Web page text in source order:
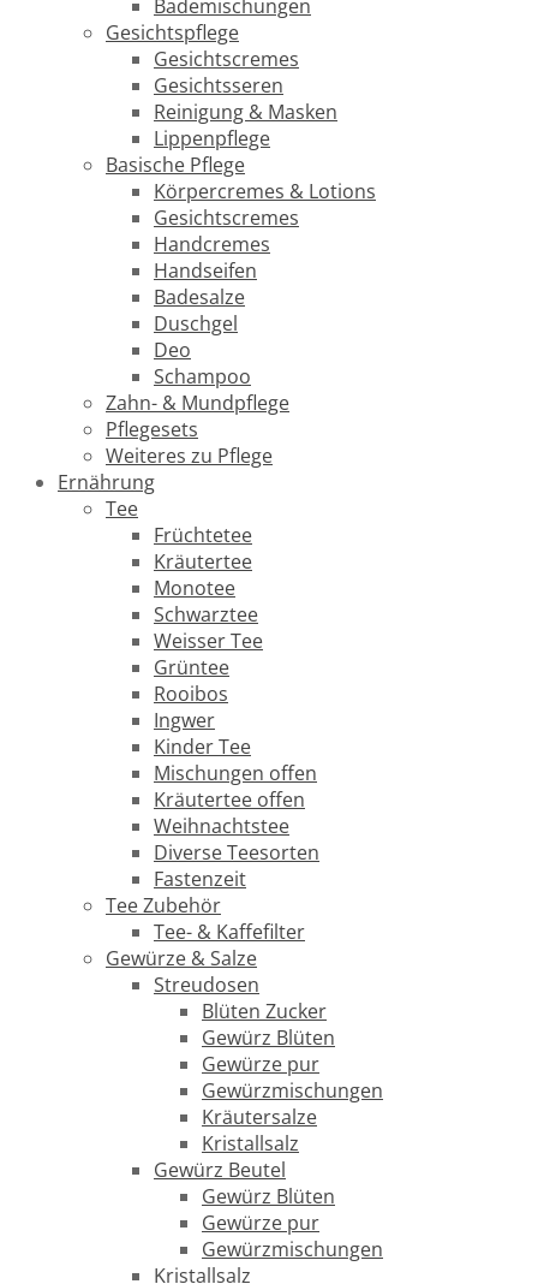
Bademischungen
Gesichtspflege
Gesichtscremes
Gesichtsseren
Reinigung & Masken
Lippenpflege
Basische Pflege
Körpercremes & Lotions
Gesichtscremes
Handcremes
Handseifen
Badesalze
Duschgel
Deo
Schampoo
Zahn- & Mundpflege
Pflegesets
Weiteres zu Pflege
Ernährung
Tee
Früchtetee
Kräutertee
Monotee
Schwarztee
Weisser Tee
Grüntee
Rooibos
Ingwer
Kinder Tee
Mischungen offen
Kräutertee offen
Weihnachtstee
Diverse Teesorten
Fastenzeit
Tee Zubehör
Tee- & Kaffefilter
Gewürze & Salze
Streudosen
Blüten Zucker
Gewürz Blüten
Gewürze pur
Gewürzmischungen
Kräutersalze
Kristallsalz
Gewürz Beutel
Gewürz Blüten
Gewürze pur
Gewürzmischungen
Kristallsalz